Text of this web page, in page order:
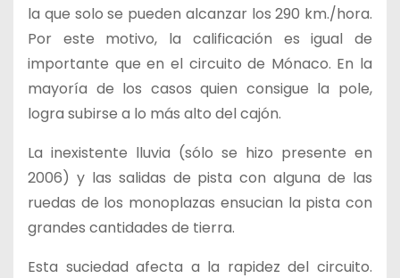
la que solo se pueden alcanzar los 290 km./hora.
Por este motivo, la calificación es igual de
importante que en el circuito de Mónaco. En la
mayoría de los casos quien consigue la pole,
logra subirse a lo más alto del cajón.
La inexistente lluvia (sólo se hizo presente en
2006) y las salidas de pista con alguna de las
ruedas de los monoplazas ensucian la pista con
grandes cantidades de tierra.
Esta suciedad afecta a la rapidez del circuito.